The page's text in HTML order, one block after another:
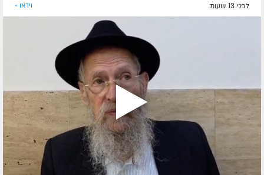
לפני 13 שעות וידאו »